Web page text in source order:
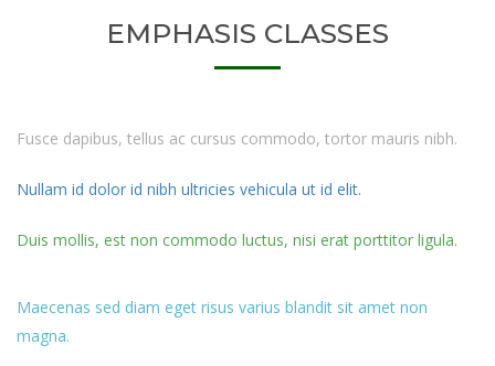
EMPHASIS CLASSES
Fusce dapibus, tellus ac cursus commodo, tortor mauris nibh.
Nullam id dolor id nibh ultricies vehicula ut id elit.
Duis mollis, est non commodo luctus, nisi erat porttitor ligula.
Maecenas sed diam eget risus varius blandit sit amet non
magna.